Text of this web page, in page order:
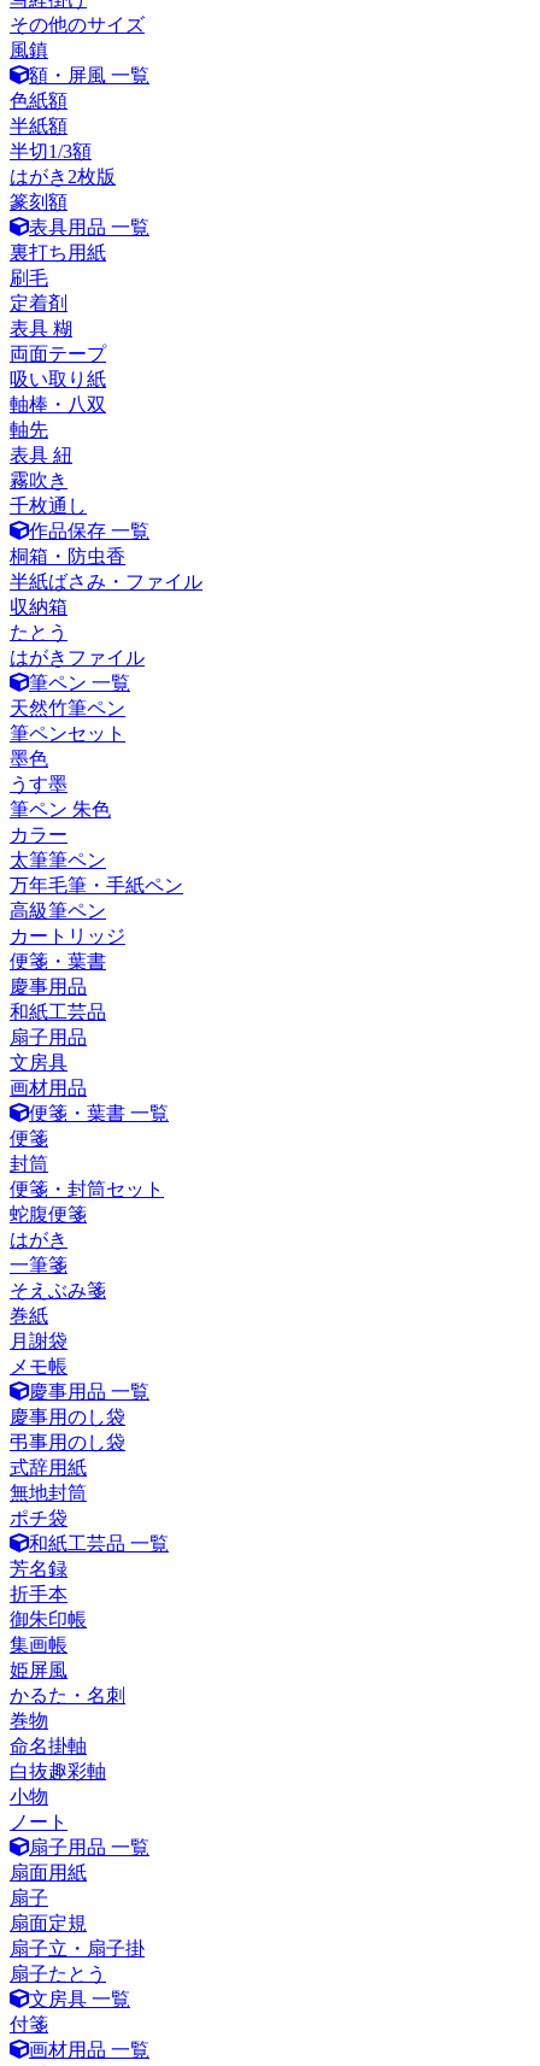
その他のサイズ
風鎮
額・屏風 一覧
色紙額
半紙額
半切1/3額
はがき2枚版
篆刻額
表具用品 一覧
裏打ち用紙
刷毛
定着剤
表具 糊
両面テープ
吸い取り紙
軸棒・八双
軸先
表具 紐
霧吹き
千枚通し
作品保存 一覧
桐箱・防虫香
半紙ばさみ・ファイル
収納箱
たとう
はがきファイル
筆ペン 一覧
天然竹筆ペン
筆ペンセット
墨色
うす墨
筆ペン 朱色
カラー
太筆筆ペン
万年毛筆・手紙ペン
高級筆ペン
カートリッジ
便箋・葉書
慶事用品
和紙工芸品
扇子用品
文房具
画材用品
便箋・葉書 一覧
便箋
封筒
便箋・封筒セット
蛇腹便箋
はがき
一筆箋
そえぶみ箋
巻紙
月謝袋
メモ帳
慶事用品 一覧
慶事用のし袋
弔事用のし袋
式辞用紙
無地封筒
ポチ袋
和紙工芸品 一覧
芳名録
折手本
御朱印帳
集画帳
姫屏風
かるた・名刺
巻物
命名掛軸
白抜趣彩軸
小物
ノート
扇子用品 一覧
扇面用紙
扇子
扇面定規
扇子立・扇子掛
扇子たとう
文房具 一覧
付箋
画材用品 一覧